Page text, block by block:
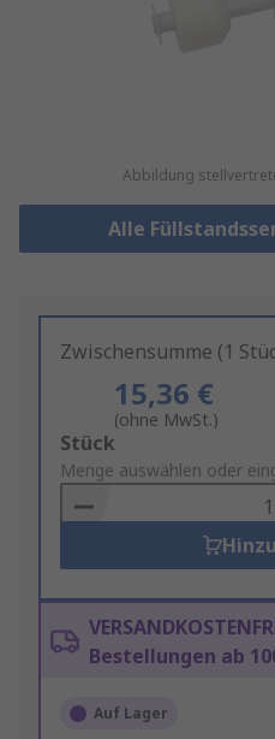
Abbildung
Alle
Zwischensumme (1
15,36 €
(ohne MwSt.)
Add
to
Basket
Stück
Menge auswählen oder
Bestellungen ab
Auf Lager